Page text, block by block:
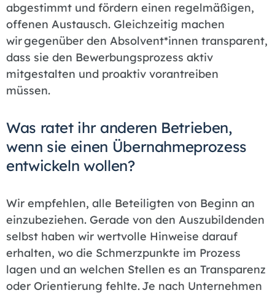
abgestimmt und fördern einen regelmäßigen,
offenen Austausch. Gleichzeitig machen
wir gegenüber den Absolvent*innen transparent,
dass sie den Bewerbungsprozess aktiv
mitgestalten und proaktiv vorantreiben
müssen.
Was ratet ihr anderen Betrieben,
wenn sie einen Übernahmeprozess
entwickeln wollen?
Wir empfehlen, alle Beteiligten von Beginn an
einzubeziehen. Gerade von den Auszubildenden
selbst haben wir wertvolle Hinweise darauf
erhalten, wo die Schmerzpunkte im Prozess
lagen und an welchen Stellen es an Transparenz
oder Orientierung fehlte. Je nach Unternehmen